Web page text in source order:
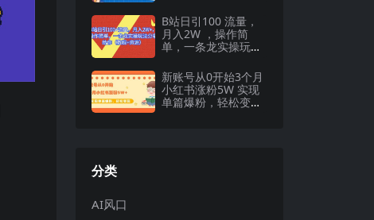
B站日引100 流量，
月入2W ，操作简
单，一条龙实操玩法
源）
新账号从0开始3个月
小红书涨粉5W 实现
单篇爆粉，轻松变现
分类
AI风口